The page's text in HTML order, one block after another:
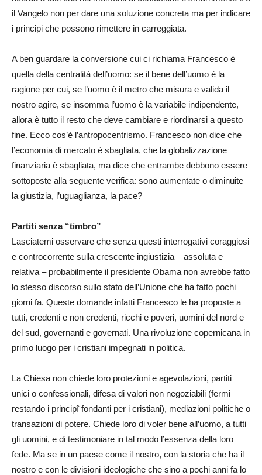
il Vangelo non per dare una soluzione concreta ma per indicare
i principi che possono rimettere in carreggiata.
A ben guardare la conversione cui ci richiama Francesco è
quella della centralità dell’uomo: se il bene dell’uomo è la
ragione per cui, se l’uomo è il metro che misura e valida il
nostro agire, se insomma l’uomo è la variabile indipendente,
allora è tutto il resto che deve cambiare e riordinarsi a questo
fine. Ecco cos’è l’antropocentrismo. Francesco non dice che
l’economia di mercato è sbagliata, che la globalizzazione
finanziaria è sbagliata, ma dice che entrambe debbono essere
sottoposte alla seguente verifica: sono aumentate o diminuite
la giustizia, l’uguaglianza, la pace?
Partiti senza “timbro”
Lasciatemi osservare che senza questi interrogativi coraggiosi
e controcorrente sulla crescente ingiustizia – assoluta e
relativa – probabilmente il presidente Obama non avrebbe fatto
lo stesso discorso sullo stato dell’Unione che ha fatto pochi
giorni fa. Queste domande infatti Francesco le ha proposte a
tutti, credenti e non credenti, ricchi e poveri, uomini del nord e
del sud, governanti e governati. Una rivoluzione copernicana in
primo luogo per i cristiani impegnati in politica.
La Chiesa non chiede loro protezioni e agevolazioni, partiti
unici o confessionali, difesa di valori non negoziabili (fermi
restando i principî fondanti per i cristiani), mediazioni politiche o
transazioni di potere. Chiede loro di voler bene all’uomo, a tutti
gli uomini, e di testimoniare in tal modo l’essenza della loro
fede. Ma se in un paese come il nostro, con la storia che ha il
nostro e con le divisioni ideologiche che sino a pochi anni fa lo